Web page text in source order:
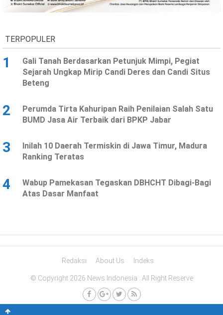
2026
News
Indonesia
Right
Reserve
TERPOPULER
1
Gali Tanah Berdasarkan Petunjuk Mimpi, Pegiat
Sejarah Ungkap Mirip Candi Deres dan Candi Situs
Beteng
2
Perumda Tirta Kahuripan Raih Penilaian Salah Satu
BUMD Jasa Air Terbaik dari BPKP Jabar
3
Inilah 10 Daerah Termiskin di Jawa Timur, Madura
Ranking Teratas
4
Wabup Pamekasan Tegaskan DBHCHT Dibagi-Bagi
Atas Dasar Manfaat
Redaksi About Us Indeks
© Copyright 2026 News Indonesia . All Right Reserve